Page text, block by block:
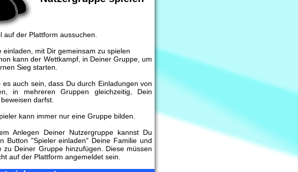
auf der Plattform aussuchen.
einladen, mit Dir gemeinsam zu spielen
kann der Wettkampf, in Deiner Gruppe, um
Sieg starten.
es auch sein, dass Du durch Einladungen von
in mehreren Gruppen gleichzeitig, Dein
darfst.
kann immer nur eine Gruppe bilden.
Anlegen Deiner Nutzergruppe kannst Du
Button "Spieler einladen" Deine Familie und
zu Deiner Gruppe hinzufügen. Diese müssen
auf der Plattform angemeldet sein.